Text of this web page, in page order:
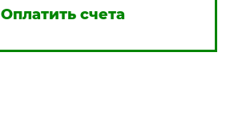
Оплатить счета